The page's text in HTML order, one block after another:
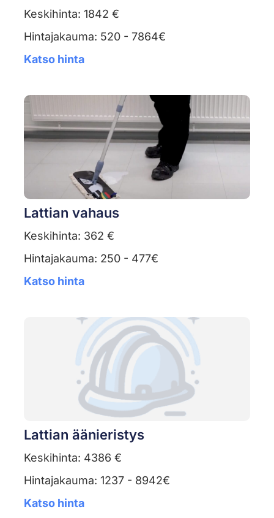
Keskihinta: 1842 €
Hintajakauma: 520 - 7864€
Katso hinta
Lattian vahaus
Keskihinta: 362 €
Hintajakauma: 250 - 477€
Katso hinta
Lattian äänieristys
Keskihinta: 4386 €
Hintajakauma: 1237 - 8942€
Katso hinta